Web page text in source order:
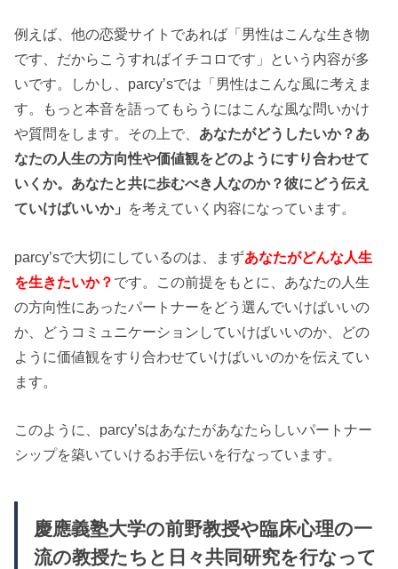
例えば、他の恋愛サイトであれば「男性はこんな生き物
です、だからこうすればイチコロです」という内容が多
いです。しかし、parcy’sでは「男性はこんな風に考えま
す。もっと本音を語ってもらうにはこんな風な問いかけ
や質問をします。その上で、 あなたがどうしたいか？あ
なたの人生の方向性や価値観をどのようにすり合わせて
いくか。あなたと共に歩むべき人なのか？彼にどう伝え
ていけばいいか」 を考えていく内容になっています。
parcy’sで大切にしているのは、まずあなたがどんな人生
を生きたいか？ です。この前提をもとに、あなたの人生
の方向性にあったパートナーをどう選んでいけばいいの
か、どうコミュニケーションしていけばいいのか、どの
ように価値観をすり合わせていけばいいのかを伝えてい
ます。
このように、parcy’sはあなたがあなたらしいパートナー
シップを築いていけるお手伝いを行なっています。
慶應義塾大学の前野教授や臨床心理の一
流の教授たちと日々共同研究を行なって